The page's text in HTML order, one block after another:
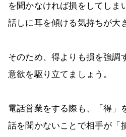
を聞かなければ損をしてしま
話しに耳を傾ける気持ちが大
そのため、得よりも損を強調
意欲を駆り立てましょう。
電話営業をする際も、「得」
話を聞かないことで相手が「